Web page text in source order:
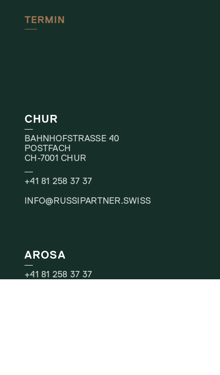
TERMIN
CHUR
BAHNHOFSTRASSE 40
POSTFACH
CH-7001 CHUR
+41 81 258 37 37
INFO@RUSSIPARTNER.SWISS
AROSA
+41 81 258 37 37